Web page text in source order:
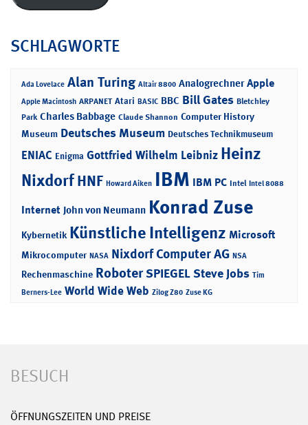
SCHLAGWORTE
Ada Lovelace Alan Turing Altair 8800 Analogrechner Apple
Apple Macintosh ARPANET Atari BASIC BBC Bill Gates Bletchley
Park Charles Babbage Claude Shannon Computer History
Museum Deutsches Museum Deutsches Technikmuseum
ENIAC Enigma Gottfried Wilhelm Leibniz Heinz
NixdorfHNF Howard Aiken IBM IBM PC Intel Intel 8088
Internet John von Neumann Konrad Zuse
Kybernetik Künstliche Intelligenz Microsoft
Mikrocomputer NASA Nixdorf Computer AG NSA
Rechenmaschine RoboterSPIEGELSteve Jobs Tim
Berners-Lee World Wide Web Zilog Z80 Zuse KG
BESUCH
ÖFFNUNGSZEITEN UND PREISE